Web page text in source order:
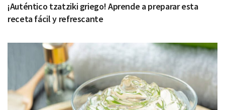
¡Auténtico tzatziki griego! Aprende a preparar esta
receta fácil y refrescante